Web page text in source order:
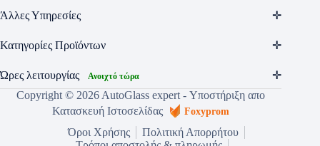
Άλλες Υπηρεσίες
Κατηγορίες Προϊόντων
Ώρες λειτουργίας Ανοιχτό τώρα
Copyright © 2026 AutoGlass expert - Υποστήριξη απο
Κατασκευή Ιστοσελίδας
Foxyprom
Όροι Χρήσης
Πολιτική Απορρήτου